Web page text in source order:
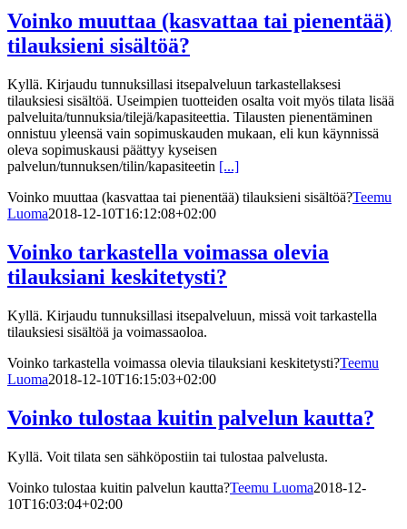
Voinko muuttaa (kasvattaa tai pienentää)
tilauksieni sisältöä?
Kyllä. Kirjaudu tunnuksillasi itsepalveluun tarkastellaksesi
tilauksiesi sisältöä. Useimpien tuotteiden osalta voit myös tilata lisää
palveluita/tunnuksia/tilejä/kapasiteettia. Tilausten pienentäminen
onnistuu yleensä vain sopimuskauden mukaan, eli kun käynnissä
oleva sopimuskausi päättyy kyseisen
palvelun/tunnuksen/tilin/kapasiteetin [...]
Voinko muuttaa (kasvattaa tai pienentää) tilauksieni sisältöä?Teemu
Luoma2018-12-10T16:12:08+02:00
Voinko tarkastella voimassa olevia
tilauksiani keskitetysti?
Kyllä. Kirjaudu tunnuksillasi itsepalveluun, missä voit tarkastella
tilauksiesi sisältöä ja voimassaoloa.
Voinko tarkastella voimassa olevia tilauksiani keskitetysti?Teemu
Luoma2018-12-10T16:15:03+02:00
Voinko tulostaa kuitin palvelun kautta?
Kyllä. Voit tilata sen sähköpostiin tai tulostaa palvelusta.
Voinko tulostaa kuitin palvelun kautta?Teemu Luoma2018-12-
10T16:03:04+02:00